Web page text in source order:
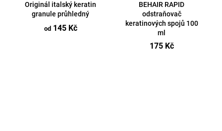
Originál italský keratin
granule průhledný
od145 Kč
BEHAIR RAPID
odstraňovač
keratinových spojů 100
ml
175 Kč